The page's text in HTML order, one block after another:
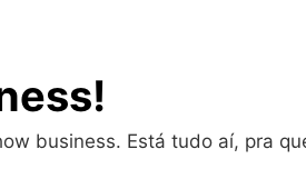
business. Está tudo aí, pra